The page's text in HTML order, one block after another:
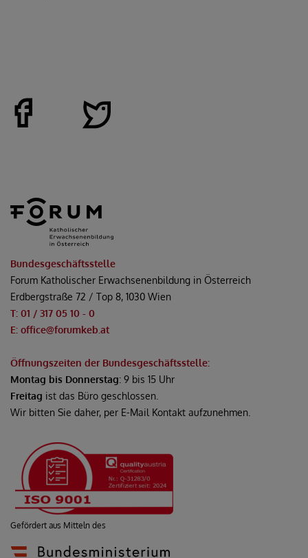
Bundesgeschäftsstelle
Forum Katholischer Erwachsenenbildung in Österreich
Erdbergstraße 72 / Top 8, 1030 Wien
T: 01 / 317 05 10 - 0
E: office@forumkeb.at
Öffnungszeiten der Bundesgeschäftsstelle:
Montag bis Donnerstag: 9 bis 15 Uhr
Freitag ist das Büro geschlossen.
Wir bitten Sie daher, per E-Mail Kontakt aufzunehmen.
Gefördert aus Mitteln des